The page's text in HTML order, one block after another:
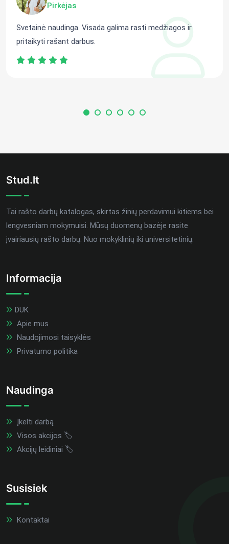
Pirkėjas
Svetainė naudinga. Visada galima rasti medžiagos ir
pritaikyti rašant darbus.
Stud.lt
Tai rašto darbų katalogas, skirtas žinių perdavimui kitiems bei
lengvesniam mokymuisi. Mūsų duomenų bazėje rasite
įvairiausių rašto darbų. Nuo mokyklinių iki universitetinių.
Informacija
DUK
Apie mus
Naudojimosi taisyklės
Privatumo politika
Naudinga
Įkelti darbą
Visos akcijos 🏷️
Akcijų leidiniai 🏷️
Susisiek
Kontaktai